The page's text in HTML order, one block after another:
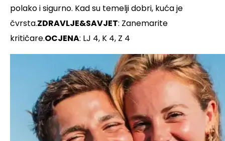
polako i sigurno. Kad su temelji dobri, kuća je
čvrsta.ZDRAVLJE&SAVJET: Zanemarite
kritičare.OCJENA: LJ 4, K 4, Z 4